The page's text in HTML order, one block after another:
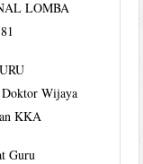
LOMBA
Wijaya
KKA
Guru